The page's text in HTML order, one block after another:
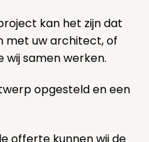
kan het zijn dat
met uw architect, of
samen werken.
opgesteld en een